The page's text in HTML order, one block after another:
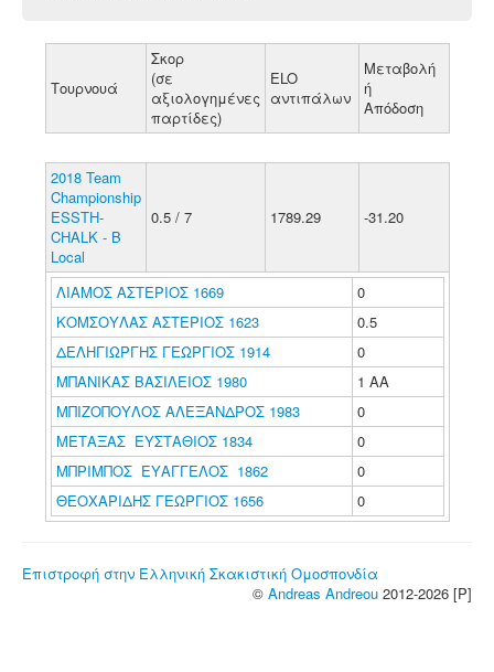
Τουρνουά
Σκορ
(σε
αξιολογημένες
παρτίδες)
ELO
αντιπάλων
Μεταβολή
ή
Απόδοση
2018 Team
Championship
ESSTH-
CHALK - B
Local
0.5 / 7 1789.29 -31.20
ΛΙΑΜΟΣ ΑΣΤΕΡΙΟΣ 1669
0
ΚΟΜΣΟΥΛΑΣ ΑΣΤΕΡΙΟΣ 1623
0.5
ΔΕΛΗΓΙΩΡΓΗΣ ΓΕΩΡΓΙΟΣ 1914
0
ΜΠΑΝΙΚΑΣ ΒΑΣΙΛΕΙΟΣ 1980
1 ΑΑ
ΜΠΙΖΟΠΟΥΛΟΣ ΑΛΕΞΑΝΔΡΟΣ 1983
0
ΜΕΤΑΞΑΣ ΕΥΣΤΑΘΙΟΣ 1834
0
ΜΠΡΙΜΠΟΣ ΕΥΑΓΓΕΛΟΣ 1862
0
ΘΕΟΧΑΡΙΔΗΣ ΓΕΩΡΓΙΟΣ 1656
0
Επιστροφή στην Ελληνική Σκακιστική Ομοσπονδία
© Andreas Andreou 2012-2026 [P]